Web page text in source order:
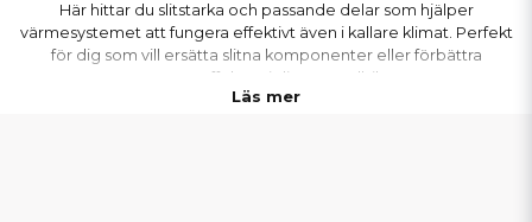
Här hittar du slitstarka och passande delar som hjälper
värmesystemet att fungera effektivt även i kallare klimat. Perfekt
för dig som vill ersätta slitna komponenter eller förbättra
värmeeffekten i din mopedbil.
Läs mer